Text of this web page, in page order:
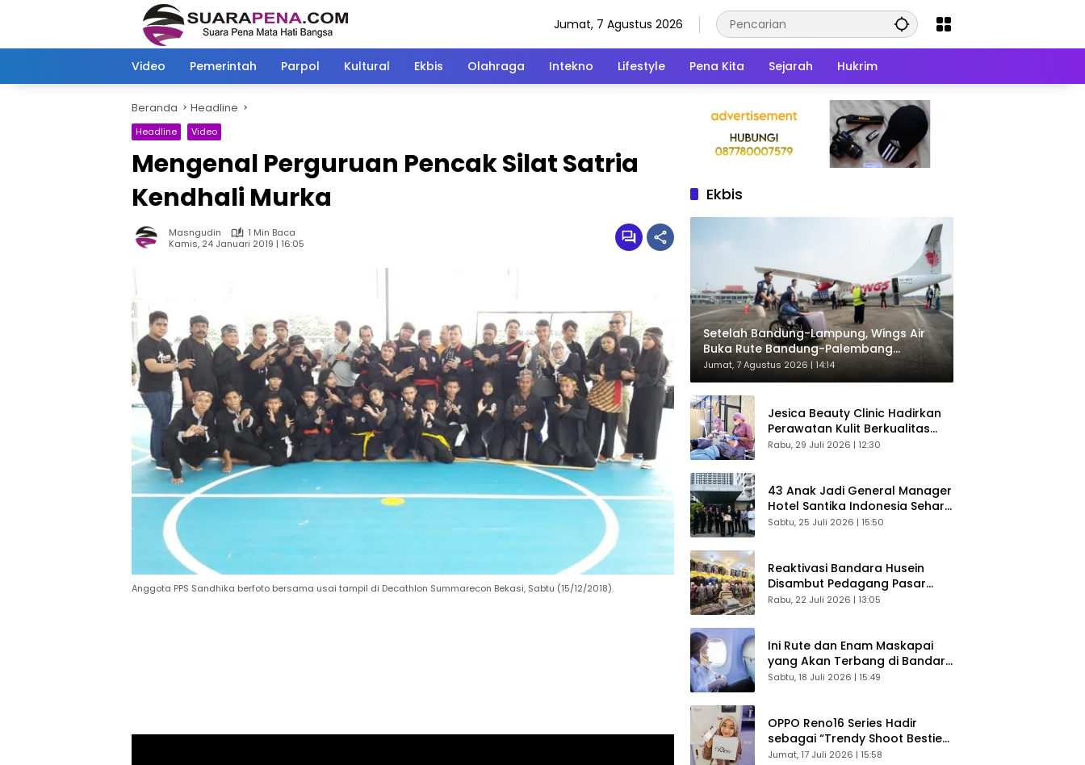
Jumat, 7 Agustus 2026
Video Pemerintah Parpol Kultural Ekbis Olahraga Intekno Lifestyle Pena Kita Sejarah Hukrim
Beranda Headline
Headline Video
Mengenal Perguruan Pencak Silat Satria
Kendhali Murka
Masngudin
1 Min Baca
Kamis, 24 Januari 2019 | 16:05
Anggota PPS Sandhika berfoto bersama usai tampil di Decathlon Summarecon Bekasi, Sabtu (15/12/2018).
Ekbis
Setelah Bandung-Lampung, Wings Air
Buka Rute Bandung-Palembang
Direspons Langsung Penumpang
Jumat, 7 Agustus 2026 | 14:14
Jesica Beauty Clinic Hadirkan
Perawatan Kulit Berkualitas
Plus Konsultasi Gratis
Rabu, 29 Juli 2026 | 12:30
43 Anak Jadi General Manager
Hotel Santika Indonesia Sehari
Sukses Digelar
Sabtu, 25 Juli 2026 | 15:50
Reaktivasi Bandara Husein
Disambut Pedagang Pasar
Baru, Diyakini Bangkitkan
Rabu, 22 Juli 2026 | 13:05
Ini Rute dan Enam Maskapai
yang Akan Terbang di Bandara
Husein Sastranegara
Sabtu, 18 Juli 2026 | 15:49
OPPO Reno16 Series Hadir
sebagai “Trendy Shoot Bestie”,
Bikin Konten Kreator Makin
Jumat, 17 Juli 2026 | 15:58